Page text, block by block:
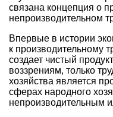
связана концепция о
непроизводительном
Впервые в истории
к производительному
создает чистый
воззрениям, только
хозяйства является
сферах народного
непроизводительным